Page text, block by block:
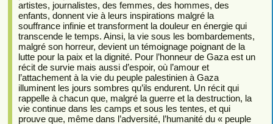
artistes, journalistes, des femmes, des hommes, des
enfants, donnent vie à leurs inspirations malgré la
souffrance infinie et transforment la douleur en énergie qui
transcende le temps. Ainsi, la vie sous les bombardements,
malgré son horreur, devient un témoignage poignant de la
lutte pour la paix et la dignité. Pour l’honneur de Gaza est un
récit de survie mais aussi d’espoir, où l’amour et
l’attachement à la vie du peuple palestinien à Gaza
illuminent les jours sombres qu’ils endurent. Un récit qui
rappelle à chacun que, malgré la guerre et la destruction, la
vie continue dans les camps et sous les tentes, et qui
prouve que, même dans l’adversité, l’humanité du « peuple